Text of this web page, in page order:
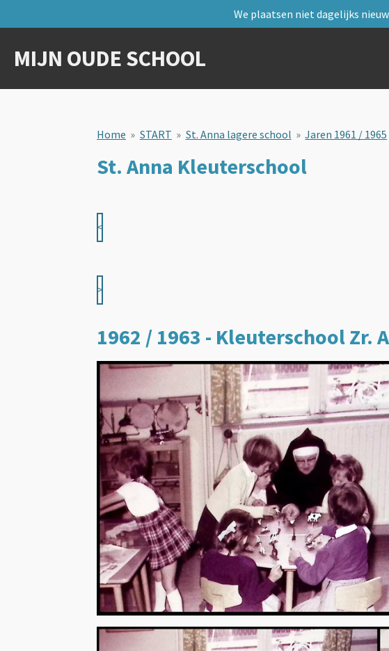
direct
de
We plaatsen niet dagelijks
MIJN OUDE SCHOOL
Home » START » St. Anna lagere school » Jaren 1961 / 1965
St. Anna Kleuterschool
<
>
1962 / 1963 - Kleuterschool Zr.